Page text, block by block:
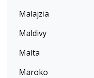
Malajzia
Maldivy
Malta
Maroko